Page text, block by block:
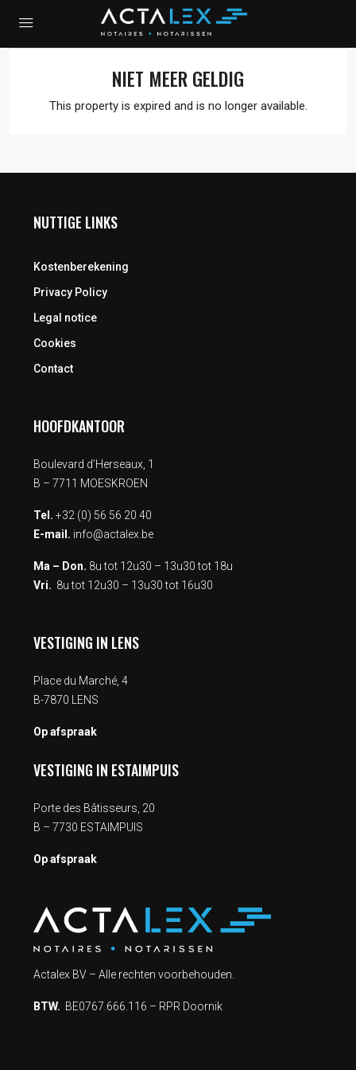
NIET MEER GELDIG
This property is expired and is no longer available.
NUTTIGE LINKS
Kostenberekening
Privacy Policy
Legal notice
Cookies
Contact
HOOFDKANTOOR
Boulevard d’Herseaux, 1
B – 7711 MOESKROEN
Tel. +32 (0) 56 56 20 40
E-mail. info@actalex.be
Ma – Don. 8u tot 12u30 – 13u30 tot 18u
Vri. 8u tot 12u30 – 13u30 tot 16u30
VESTIGING IN LENS
Place du Marché, 4
B-7870 LENS
Op afspraak
VESTIGING IN ESTAIMPUIS
Porte des Bâtisseurs, 20
B – 7730 ESTAIMPUIS
Op afspraak
Actalex BV – Alle rechten voorbehouden.
BTW. BE0767.666.116 – RPR Doornik